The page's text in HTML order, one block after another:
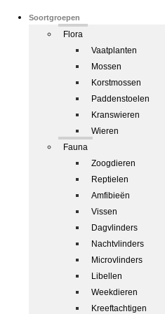
Soortgroepen
Flora
Vaatplanten
Mossen
Korstmossen
Paddenstoelen
Kranswieren
Wieren
Fauna
Zoogdieren
Reptielen
Amfibieën
Vissen
Dagvlinders
Nachtvlinders
Microvlinders
Libellen
Weekdieren
Kreeftachtigen